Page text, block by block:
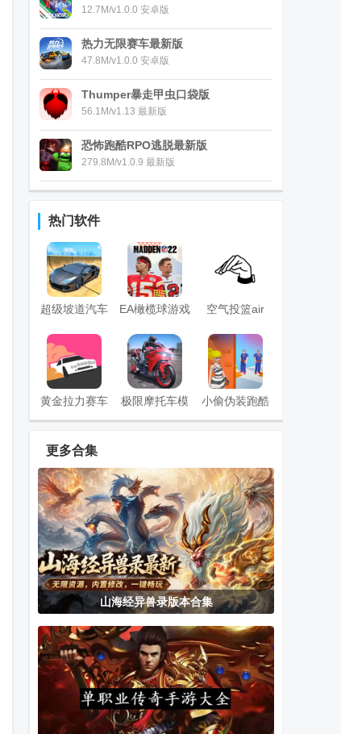
12.7M/v1.0.0 安卓版
热力无限赛车最新版
47.8M/v1.0.0 安卓版
Thumper暴走甲虫口袋版
56.1M/v1.13 最新版
恐怖跑酷RPO逃脱最新版
279.8M/v1.0.9 最新版
热门软件
超级坡道汽车
特技
EA橄榄球游戏
Madden
NFL22手游
空气投篮air
shot安卓版
黄金拉力赛车
游戏(Art of
Rally)
极限摩托车模
拟器
小偷伪装跑酷
(Thief Run
版
超级棒球联盟
Super
Baseball
League
沙漠司机
腾讯全民大灌
篮游戏最新版
CHD文件转换
器(CHDroid)
The Ghost鬼
魂游戏下载
鸭站ps1模拟
器
(DuckStation)
正版
掌喵手游盒子
WinlatorXR移
植版
ES-DE前端安
卓客户端
更多合集
山海经异兽录版本合集